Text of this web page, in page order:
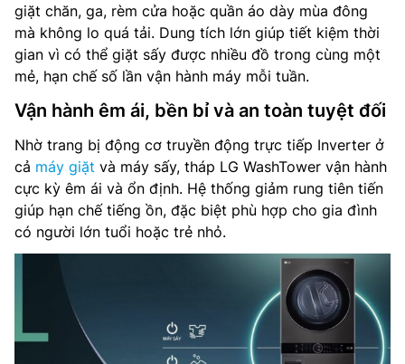
giặt chăn, ga, rèm cửa hoặc quần áo dày mùa đông
mà không lo quá tải. Dung tích lớn giúp tiết kiệm thời
gian vì có thể giặt sấy được nhiều đồ trong cùng một
mẻ, hạn chế số lần vận hành máy mỗi tuần.
Vận hành êm ái, bền bỉ và an toàn tuyệt đối
Nhờ trang bị động cơ truyền động trực tiếp Inverter ở
cả máy giặt và máy sấy, tháp LG WashTower vận hành
cực kỳ êm ái và ổn định. Hệ thống giảm rung tiên tiến
giúp hạn chế tiếng ồn, đặc biệt phù hợp cho gia đình
có người lớn tuổi hoặc trẻ nhỏ.